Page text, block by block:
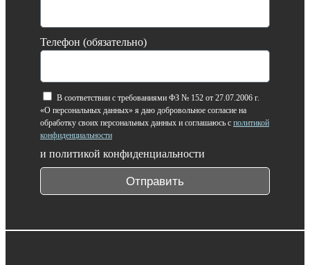
Телефон (обязательно)
В соответствии с требованиями ФЗ № 152 от 27.07.2006 г.
«О персональных данных» я даю добровольное согласие на
обработку своих персональных данных и соглашаюсь с политикой
конфиденциальности
и политикой конфиденциальности
Отправить